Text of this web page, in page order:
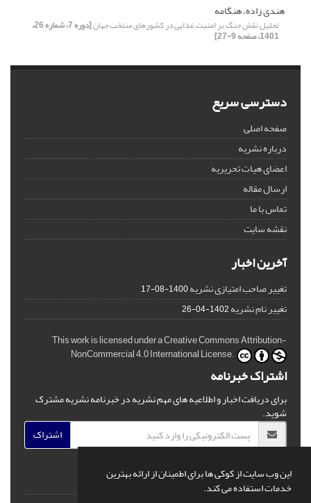
این وب سایت از کوکی ها برای اطمینان از ارائه بهترین
خدمات استفاده می کند.
هندی زاده، هنگامه
تحلیل نقش جنگ بر امنیت غذایی در کشورهای منتخب جهان [دوره 7، شماره 26،
1401، صفحه 9-27]
دسترسی سریع
صفحه اصلی
درباره نشریه
اعضای هیات تحریریه
ارسال مقاله
تماس با ما
نقشه سایت
آخرین اخبار
تغییر صاحب امتیازی نشریه1400-08-17
تغییر نام نشریه1402-04-26
This work is licensed under a Creative Commons Attribution-
NonCommercial 4.0 International License.
اشتراک خبرنامه
برای دریافت اخبار و اطلاعیه های مهم نشریه در خبرنامه نشریه مشترک
شوید.
اشتراک